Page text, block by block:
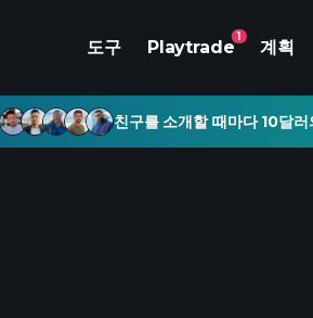
도구 Playtrade
1
계획
친구를 소개할 때마다 10달